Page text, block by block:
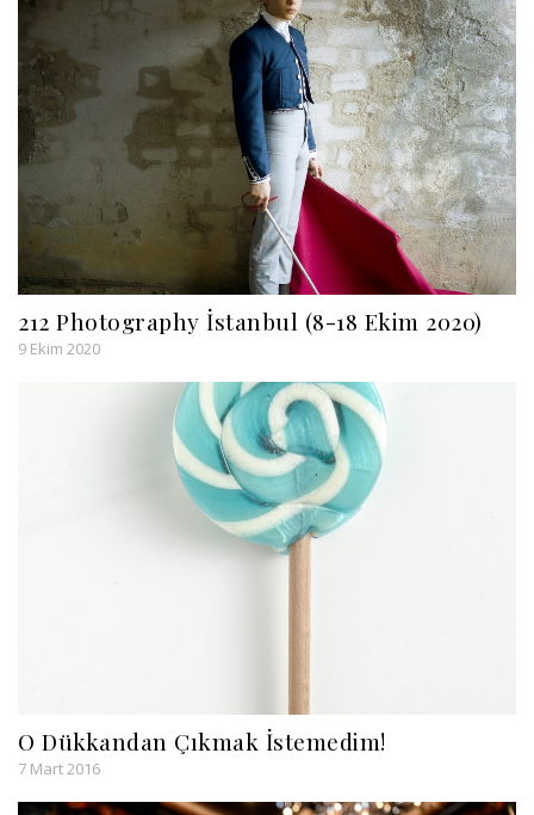
212 Photography İstanbul (8-18 Ekim 2020)
9 Ekim 2020
O Dükkandan Çıkmak İstemedim!
7 Mart 2016